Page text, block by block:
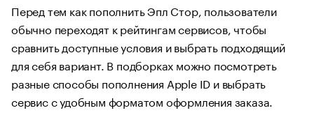
Перед тем как пополнить Эпл Стор, пользователи
обычно переходят к рейтингам сервисов, чтобы
сравнить доступные условия и выбрать подходящий
для себя вариант. В подборках можно посмотреть
разные способы пополнения Apple ID и выбрать
сервис с удобным форматом оформления заказа.